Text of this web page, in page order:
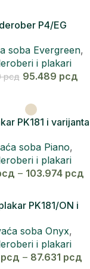
P4/EG
soba Evergreen,
i plakari
рсд 95.489 рсд
PK181 i varijanta
soba Piano,
i plakari
– 103.974 рсд
PK181/ON i
soba Onyx,
i plakari
рсд – 87.631 рсд